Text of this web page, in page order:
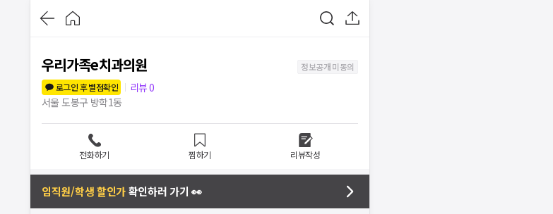
우리가족e치과의원
정보공개 미동의
로그인 후 별점확인
리뷰0
서울 도봉구 방학1동
전화하기 찜하기 리뷰작성
임직원/학생 할인가확인하러 가기 👀